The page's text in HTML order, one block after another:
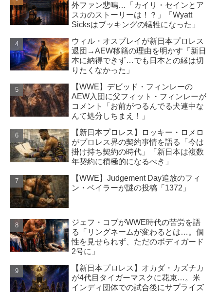
外ファン悲鳴…「カイリ・セインとア
スカのストーリーは！？」「Wyatt
Sicksはブッキングの犠牲になった」
ウィル・オスプレイが新日本プロレス
退団→AEW移籍の理由を明かす「新日
本に納得できず…でも日本との縁は切
りたくなかった」
【WWE】デビッド・フィンレーの
AEW入団に父フィット・フィンレーが
コメント「お前がつるんでる犬連中な
んて処分しちまえ！」
【新日本プロレス】ロッキー・ロメロ
がプロレス界の契約事情を語る「今は
掛け持ち契約の時代」「新日本は複数
年契約に積極的になるべき」
【WWE】Judgement Day追放のフィ
ン・ベイラーが謎の投稿「1372」
ジェフ・コブがWWE時代の苦労を語
る「リングネームが変わるとは…。個
性を見せられず、ただのボディガード
2号に」
【新日本プロレス】オカダ・カズチカ
が4代目タイガーマスクに花束…。米
インディ団体での試合後にサプライズ